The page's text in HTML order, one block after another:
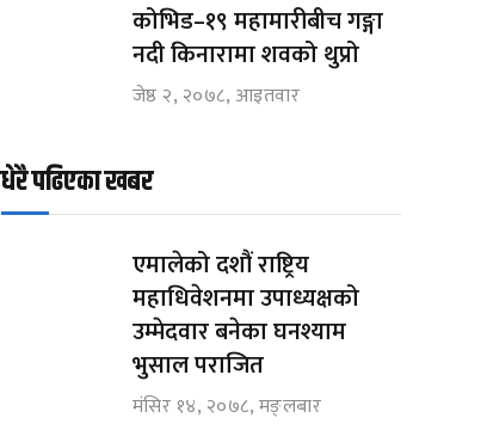
कोभिड–१९ महामारीबीच गङ्गा
नदी किनारामा शवको थुप्रो
जेष्ठ २, २०७८, आइतवार
धेरै पढिएका खबर
एमालेको दशौं राष्ट्रिय
महाधिवेशनमा उपाध्यक्षको
उम्मेदवार बनेका घनश्याम
भुसाल पराजित
मंसिर १४, २०७८, मङ्लबार